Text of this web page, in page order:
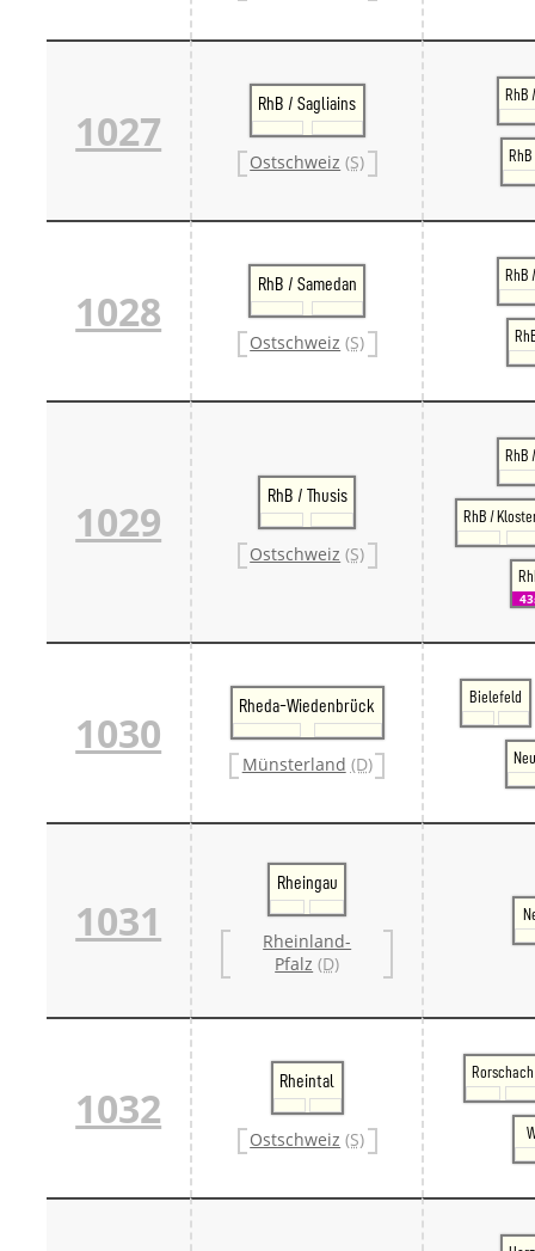
1027
RhB / Sagliains
Ostschweiz (S)
RhB
1028
RhB / Samedan
Ostschweiz (S)
RhB
1029
RhB / Thusis
Ostschweiz (S)
RhB
RhB /
1030
Rheda-Wiedenbrück
Münsterland (D)
Bielefeld
1031
Rheingau
Rheinland-
Pfalz (D)
1032
Rheintal
Ostschweiz (S)
Rorschach